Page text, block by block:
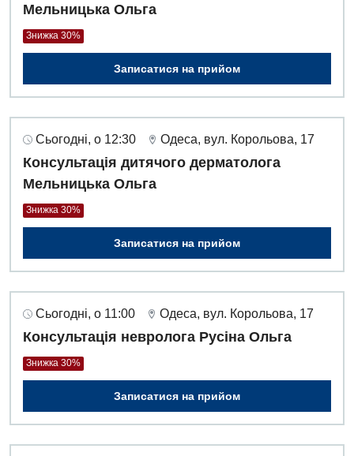
Мельницька Ольга
Знижка 30%
Записатися на прийом
Сьогодні, о 12:30 Одеса, вул. Корольова, 17
Консультація дитячого дерматолога
Мельницька Ольга
Знижка 30%
Записатися на прийом
Сьогодні, о 11:00 Одеса, вул. Корольова, 17
Консультація невролога Русіна Ольга
Знижка 30%
Записатися на прийом